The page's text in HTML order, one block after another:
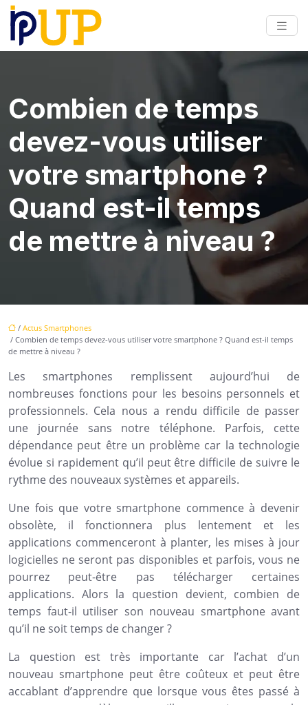
Combien de temps
devez-vous utiliser
votre smartphone ?
Quand est-il temps
de mettre à niveau ?
/ Actus Smartphones
/ Combien de temps devez-vous utiliser votre smartphone ? Quand est-il temps
de mettre à niveau ?
Les smartphones remplissent aujourd’hui de
nombreuses fonctions pour les besoins personnels et
professionnels. Cela nous a rendu difficile de passer
une journée sans notre téléphone. Parfois, cette
dépendance peut être un problème car la technologie
évolue si rapidement qu’il peut être difficile de suivre le
rythme des nouveaux systèmes et appareils.
Une fois que votre smartphone commence à devenir
obsolète, il fonctionnera plus lentement et les
applications commenceront à planter, les mises à jour
logicielles ne seront pas disponibles et parfois, vous ne
pourrez peut-être pas télécharger certaines
applications. Alors la question devient, combien de
temps faut-il utiliser son nouveau smartphone avant
qu’il ne soit temps de changer ?
La question est très importante car l’achat d’un
nouveau smartphone peut être coûteux et peut être
accablant d’apprendre que lorsque vous êtes passé à